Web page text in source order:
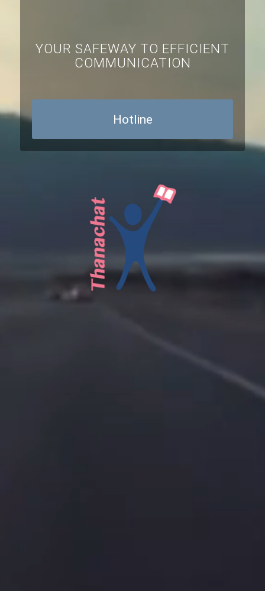
YOUR SAFEWAY TO EFFICIENT
COMMUNICATION
Hotline